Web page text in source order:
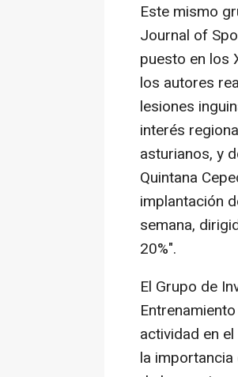
Este mismo
Journal of
puesto en los
los autores
lesiones
interés
asturianos, y
Quintana
implantación
semana,
20%".
El Grupo de
actividad en
la